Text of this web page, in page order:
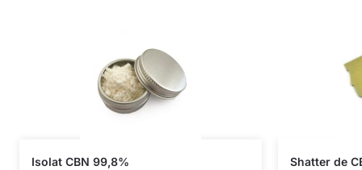
Isolat CBN 99,8% Shatter de